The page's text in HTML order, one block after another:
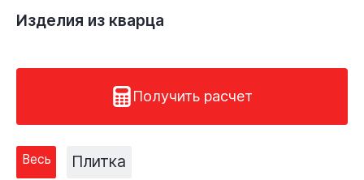
Изделия из кварца
Получить расчет
Весь Плитка